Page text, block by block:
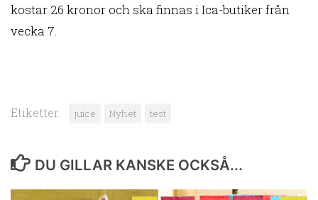
kostar 26 kronor och ska finnas i Ica-butiker från
vecka 7.
Etiketter: juice Nyhet test
DU GILLAR KANSKE OCKSÅ...